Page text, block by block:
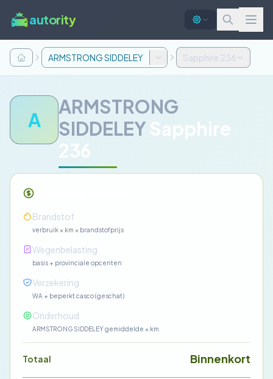
autority
ARMSTRONG SIDDELEY Sapphire 236
A
ARMSTRONG
SIDDELEYSapphire
236
Brandstof
verbruik × km × brandstofprijs
Wegenbelasting
basis + provinciale opcenten
Verzekering
WA + beperkt casco (geschat)
Onderhoud
ARMSTRONG SIDDELEY gemiddelde × km
Totaal Binnenkort